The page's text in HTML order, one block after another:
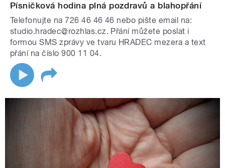
Písničková hodina plná pozdravů a blahopřání
Telefonujte na 726 46 46 46 nebo pište email na:
studio.hradec@rozhlas.cz. Přání můžete poslat i
formou SMS zprávy ve tvaru HRADEC mezera a text
přání na číslo 900 11 04.